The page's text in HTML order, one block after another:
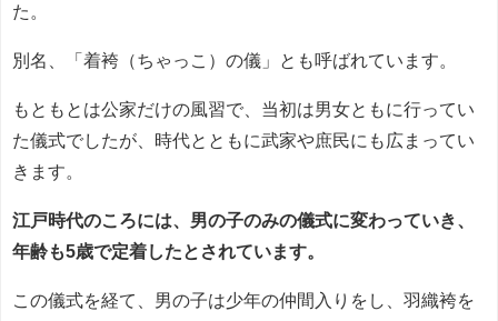
た。
別名、「着袴（ちゃっこ）の儀」とも呼ばれています。
もともとは公家だけの風習で、当初は男女ともに行ってい
た儀式でしたが、時代とともに武家や庶民にも広まってい
きます。
江戸時代のころには、男の子のみの儀式に変わっていき、
年齢も5歳で定着したとされています。
この儀式を経て、男の子は少年の仲間入りをし、羽織袴を